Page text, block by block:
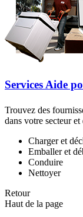
Services Aide
Trouvez des
dans votre secteur
Charger et
Emballer et
Conduire
Nettoyer
Retour
Haut de la page